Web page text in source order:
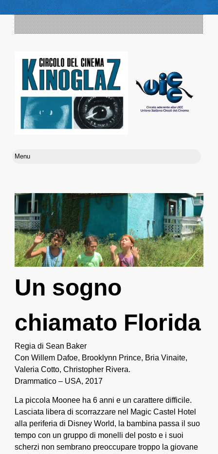
Un sogno
chiamato Florida
Regia di Sean Baker
Con Willem Dafoe, Brooklynn Prince, Bria Vinaite,
Valeria Cotto, Christopher Rivera.
Drammatico – USA, 2017
La piccola Moonee ha 6 anni e un carattere difficile.
Lasciata libera di scorrazzare nel Magic Castel Hotel
alla periferia di Disney World, la bambina passa il suo
tempo con un gruppo di monelli del posto e i suoi
scherzi non sembrano preoccupare troppo la giovane